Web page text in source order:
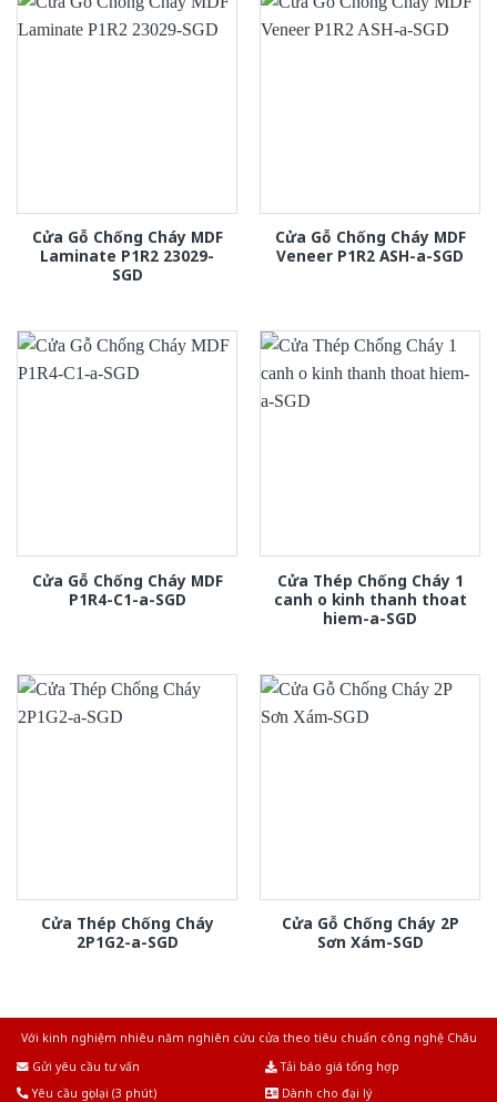
Cửa Gỗ Chống Cháy MDF
Laminate P1R2 23029-
SGD
Cửa Gỗ Chống Cháy MDF
Veneer P1R2 ASH-a-SGD
Cửa Gỗ Chống Cháy MDF
P1R4-C1-a-SGD
Cửa Thép Chống Cháy 1
canh o kinh thanh thoat
hiem-a-SGD
Cửa Thép Chống Cháy
2P1G2-a-SGD
Cửa Gỗ Chống Cháy 2P
Sơn Xám-SGD
Với kinh nghiệm nhiêu năm nghiên cứu cửa theo tiêu chuẩn công nghệ Châu
Gửi yêu cầu tư vấn
Tải báo giá tổng hợp
Yêu cầu gọi lại (3 phút)
Dành cho đại lý